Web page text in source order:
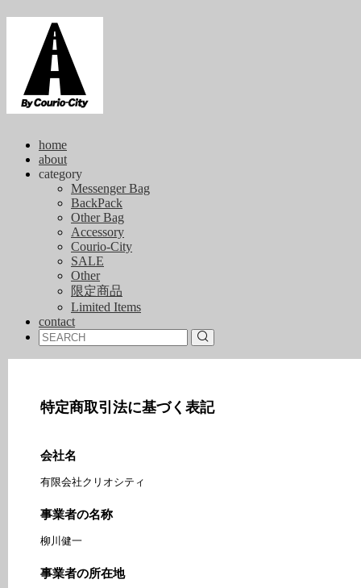
home
about
category
Messenger Bag
BackPack
Other Bag
Accessory
Courio-City
SALE
Other
限定商品
Limited Items
contact
特定商取引法に基づく表記
会社名
有限会社クリオシティ
事業者の名称
柳川健一
事業者の所在地